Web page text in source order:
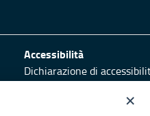
Accessibilità
Dichiarazione di
Obiettivi di accessibilità
×